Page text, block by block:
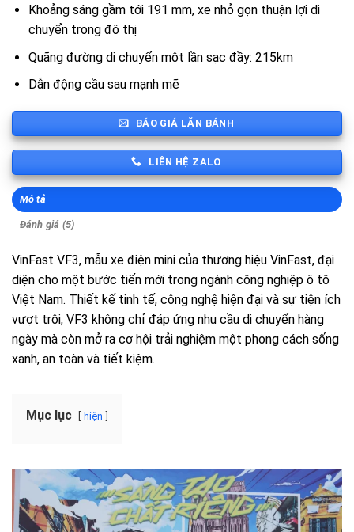
Khoảng sáng gầm tới 191 mm, xe nhỏ gọn thuận lợi di
chuyển trong đô thị
Quãng đường di chuyển một lần sạc đầy: 215km
Dẫn động cầu sau mạnh mẽ
BÁO GIÁ LĂN BÁNH
LIÊN HỆ ZALO
Mô tả
Đánh giá (5)
VinFast VF3, mẫu xe điện mini của thương hiệu VinFast, đại
diện cho một bước tiến mới trong ngành công nghiệp ô tô
Việt Nam. Thiết kế tinh tế, công nghệ hiện đại và sự tiện ích
vượt trội, VF3 không chỉ đáp ứng nhu cầu di chuyển hàng
ngày mà còn mở ra cơ hội trải nghiệm một phong cách sống
xanh, an toàn và tiết kiệm.
Mục lục hiện